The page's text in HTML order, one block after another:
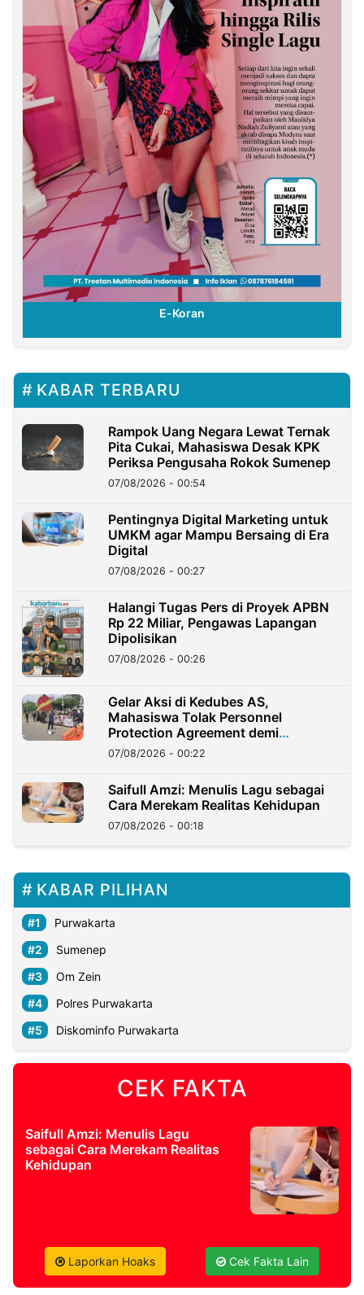
E-Koran
KABAR TERBARU
Rampok Uang Negara Lewat Ternak
Pita Cukai, Mahasiswa Desak KPK
Periksa Pengusaha Rokok Sumenep
07/08/2026 - 00:54
Pentingnya Digital Marketing untuk
UMKM agar Mampu Bersaing di Era
Digital
07/08/2026 - 00:27
Halangi Tugas Pers di Proyek APBN
Rp 22 Miliar, Pengawas Lapangan
Dipolisikan
07/08/2026 - 00:26
Gelar Aksi di Kedubes AS,
Mahasiswa Tolak Personnel
Protection Agreement demi
Kedaulatan Negara
07/08/2026 - 00:22
Saifull Amzi: Menulis Lagu sebagai
Cara Merekam Realitas Kehidupan
07/08/2026 - 00:18
KABAR PILIHAN
Purwakarta
Sumenep
Om Zein
Polres Purwakarta
Diskominfo Purwakarta
CEK FAKTA
Saifull Amzi: Menulis Lagu
sebagai Cara Merekam Realitas
Kehidupan
Laporkan Hoaks Cek Fakta Lain